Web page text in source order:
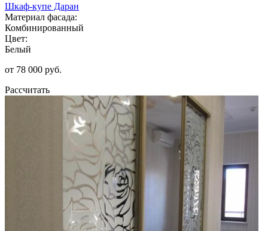
Шкаф-купе Даран
Материал фасада:
Комбинированный
Цвет:
Белый
от 78 000 руб.
Рассчитать